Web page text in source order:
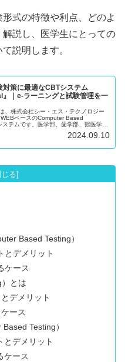
式の特徴や利点、どのよ
説し、医学生にとっての
説明します。
対策に最適なCBTシステム
』｜e-ラーニングと試験管理を一
、株式会社シー・エス・テクノロジー
ベースのComputer Based
テムです。医学部、歯学部、獣医学部
り、スマートフォンをはじめとする様々
ムとしても活用でき、受験者のスキル
2024.09.10
Based Testing）
とデメリット
ケース
とは
デメリット
ース
Testing）
とデメリット
ケース